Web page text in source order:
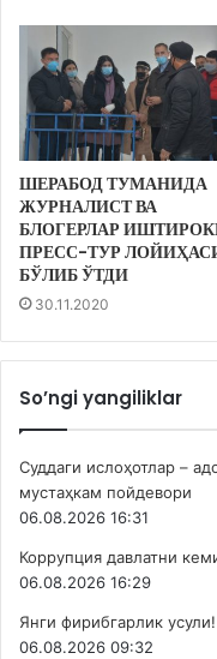
ШЕРАБОД ТУМАНИДА
ЖУРНАЛИСТ ВА
БЛОГЕРЛАР
ПРЕСС-ТУР
БЎЛИБ ЎТДИ
30.11.2020
So’ngi yangiliklar
Суддаги ислоҳотлар –
мустаҳкам пойдевори
06.08.2026 16:31
Коррупция давлатни
06.08.2026 16:29
Янги фирибгарлик усули!
06.08.2026 09:32